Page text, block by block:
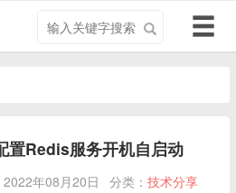
关
导
航
切
置Redis服务开机自启动
2022年08月20日 分类： 技术分享